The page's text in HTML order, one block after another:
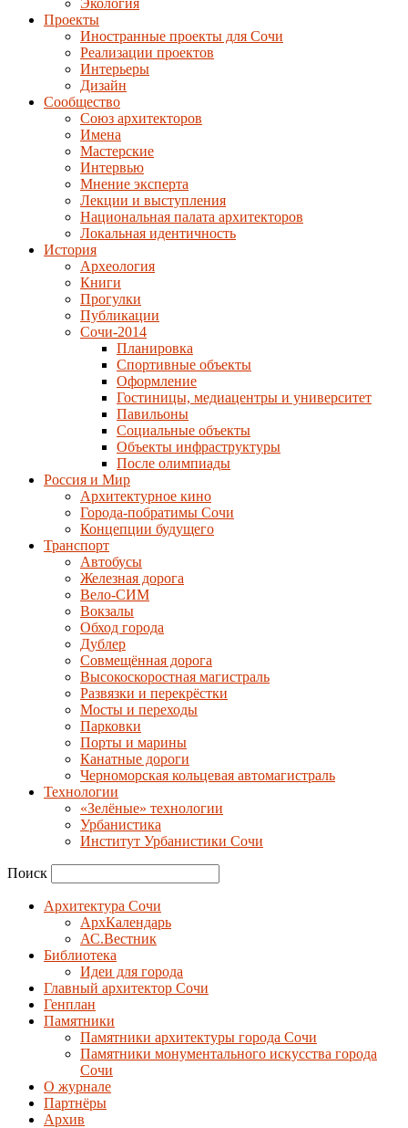
Экология
Проекты
Иностранные проекты для Сочи
Реализации проектов
Интерьеры
Дизайн
Сообщество
Союз архитекторов
Имена
Мастерские
Интервью
Мнение эксперта
Лекции и выступления
Национальная палата архитекторов
Локальная идентичность
История
Археология
Книги
Прогулки
Публикации
Сочи-2014
Планировка
Спортивные объекты
Оформление
Гостиницы, медиацентры и университет
Павильоны
Социальные объекты
Объекты инфраструктуры
После олимпиады
Россия и Мир
Архитектурное кино
Города-побратимы Сочи
Концепции будущего
Транспорт
Автобусы
Железная дорога
Вело-СИМ
Вокзалы
Обход города
Дублер
Совмещённая дорога
Высокоскоростная магистраль
Развязки и перекрёстки
Мосты и переходы
Парковки
Порты и марины
Канатные дороги
Черноморская кольцевая автомагистраль
Технологии
«Зелёные» технологии
Урбанистика
Институт Урбанистики Сочи
Поиск
Архитектура Сочи
АрхКалендарь
АС.Вестник
Библиотека
Идеи для города
Главный архитектор Сочи
Генплан
Памятники
Памятники архитектуры города Сочи
Памятники монументального искусства города
Сочи
О журнале
Партнёры
Архив